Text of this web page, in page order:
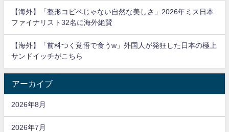
【海外】「整形コピペじゃない自然な美しさ」2026年ミス日本
ファイナリスト32名に海外絶賛
【海外】「前科つく覚悟で食うw」外国人が発狂した日本の極上
サンドイッチがこちら
アーカイブ
2026年8月
2026年7月